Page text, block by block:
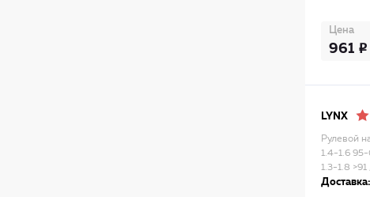
Цена
961
LYNX
Рулевой
1.4-1.6 95-
1.3-1.8